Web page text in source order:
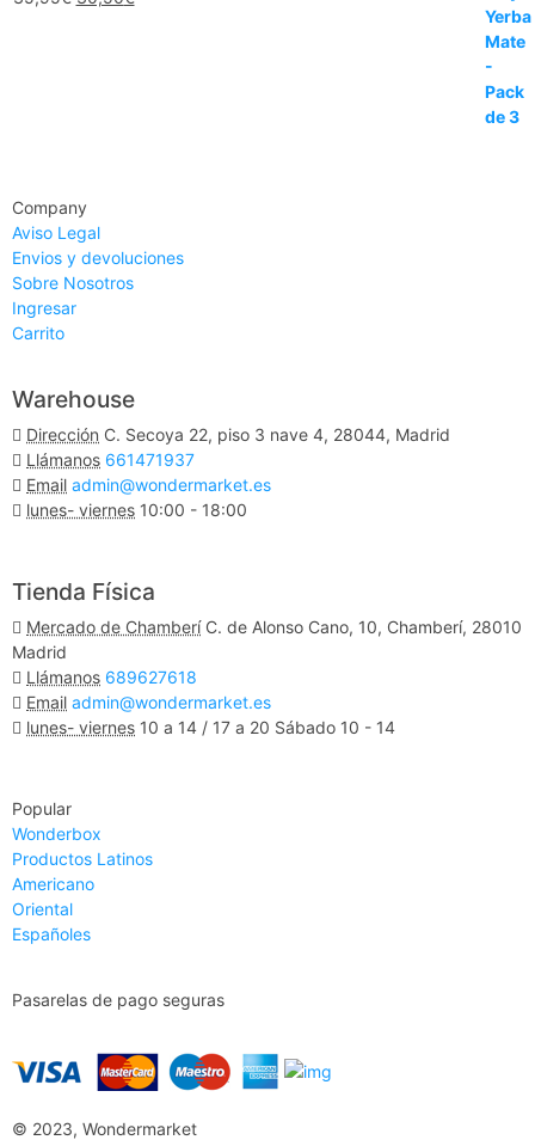
Company
Aviso Legal
Envios y devoluciones
Sobre Nosotros
Ingresar
Carrito
Warehouse
Dirección C. Secoya 22, piso 3 nave 4, 28044, Madrid
Llámanos 661471937
Email admin@wondermarket.es
lunes- viernes 10:00 - 18:00
Tienda Física
Mercado de Chamberí C. de Alonso Cano, 10, Chamberí, 28010
Madrid
Llámanos 689627618
Email admin@wondermarket.es
lunes- viernes 10 a 14 / 17 a 20 Sábado 10 - 14
Popular
Wonderbox
Productos Latinos
Americano
Oriental
Españoles
Pasarelas de pago seguras
© 2023, Wondermarket